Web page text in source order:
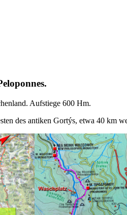
Aufstiege 600 Hm.
des antiken Gortýs, etwa 40 km